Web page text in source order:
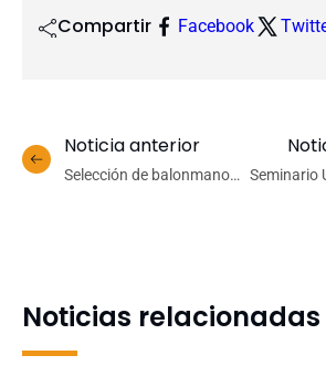
Compartir Facebook
Noticia anterior
Selección de balonmano
Seminario
Noticias relacionadas